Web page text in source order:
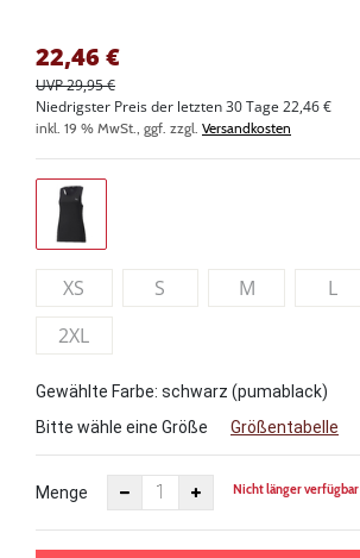
22,46 €
UVP 29,95 €
Niedrigster Preis der letzten 30 Tage 22,46 €
inkl. 19 % MwSt., ggf. zzgl. Versandkosten
XS S M L
2XL
Gewählte Farbe: schwarz (pumablack)
Bitte wähle eine Größe
Größentabelle
Menge Nicht länger verfügbar